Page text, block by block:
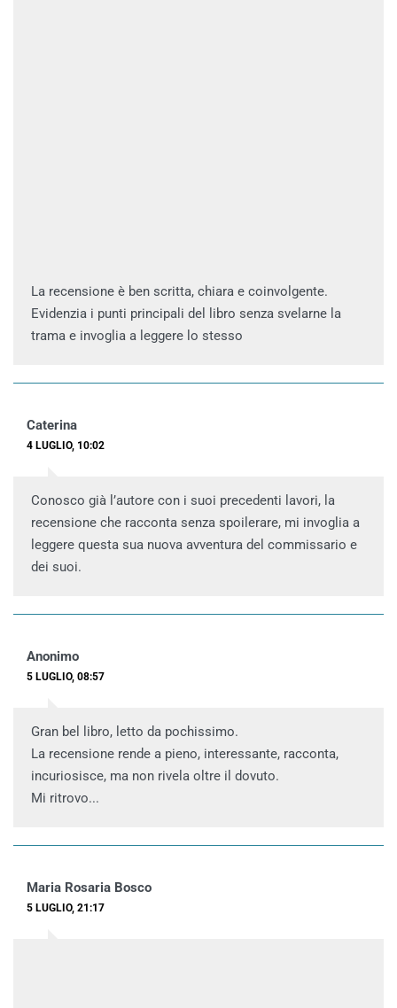
La recensione è ben scritta, chiara e coinvolgente.
Evidenzia i punti principali del libro senza svelarne la
trama e invoglia a leggere lo stesso
Caterina
4 LUGLIO, 10:02
Conosco già l’autore con i suoi precedenti lavori, la
recensione che racconta senza spoilerare, mi invoglia a
leggere questa sua nuova avventura del commissario e
dei suoi.
Anonimo
5 LUGLIO, 08:57
Gran bel libro, letto da pochissimo.
La recensione rende a pieno, interessante, racconta,
incuriosisce, ma non rivela oltre il dovuto.
Mi ritrovo...
Maria Rosaria Bosco
5 LUGLIO, 21:17